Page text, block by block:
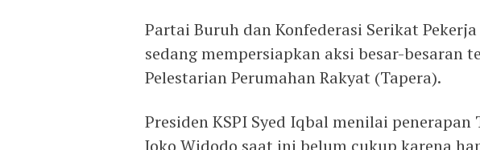
Partai Buruh dan Konfederasi Serikat
sedang mempersiapkan aksi besar-besaran
Pelestarian Perumahan Rakyat (Tapera).
Presiden KSPI Syed Iqbal menilai
Joko Widodo saat ini belum cukup karena